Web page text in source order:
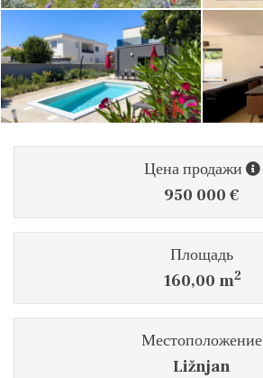
Цена продажи
950 000 €
Площадь
160,00 m2
Местоположение
Ližnjan